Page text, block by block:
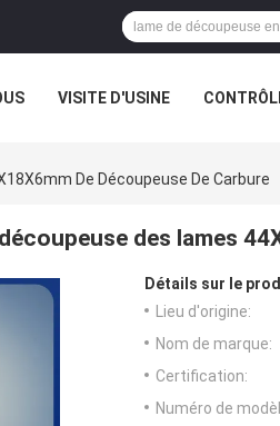
VISITE D'USINE
De Découpeuse De Carbure
des lames
Détails sur le
Lieu d'origine:
Nom de marque:
Certification:
Numéro de